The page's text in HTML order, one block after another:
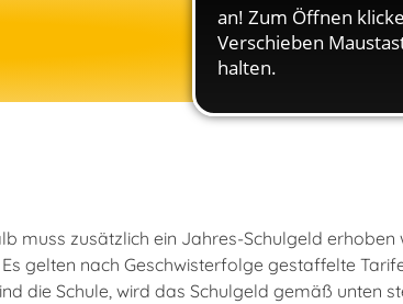
muss zusätzlich ein Jahres-Schulgeld erhoben
gelten nach Geschwisterfolge gestaffelte
die Schule, wird das Schulgeld gemäß unten